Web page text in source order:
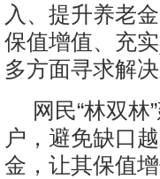
入、提升养老
保值增值、充实
多方面寻求解决
网民“林双
户，避免缺口
金，让其保值